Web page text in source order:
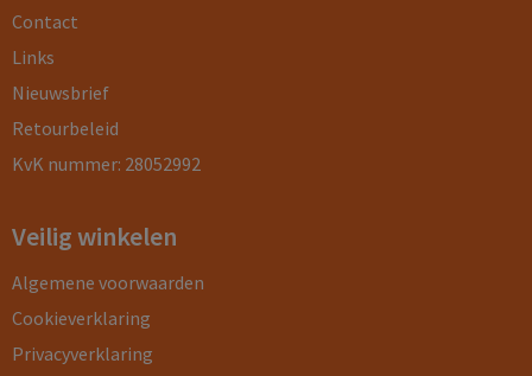
Contact
Links
Nieuwsbrief
Retourbeleid
KvK nummer: 28052992
Veilig winkelen
Algemene voorwaarden
Cookieverklaring
Privacyverklaring